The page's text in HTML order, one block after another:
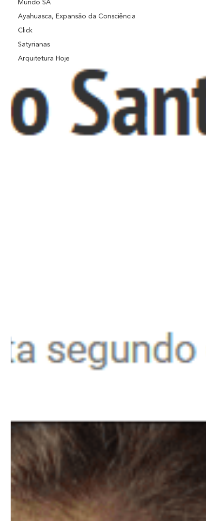
Mundo SA
Ayahuasca, Expansão da Consciência
Click
Satyrianas
Arquitetura Hoje